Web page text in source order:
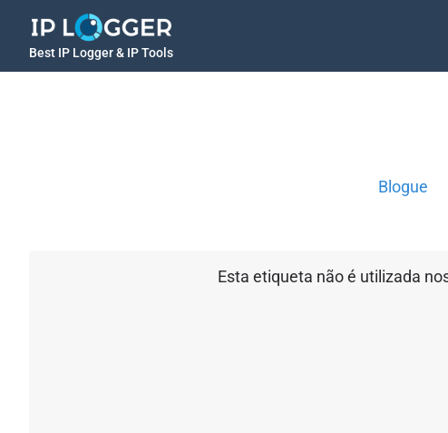
Best IP Logger & IP Tools
Blogue